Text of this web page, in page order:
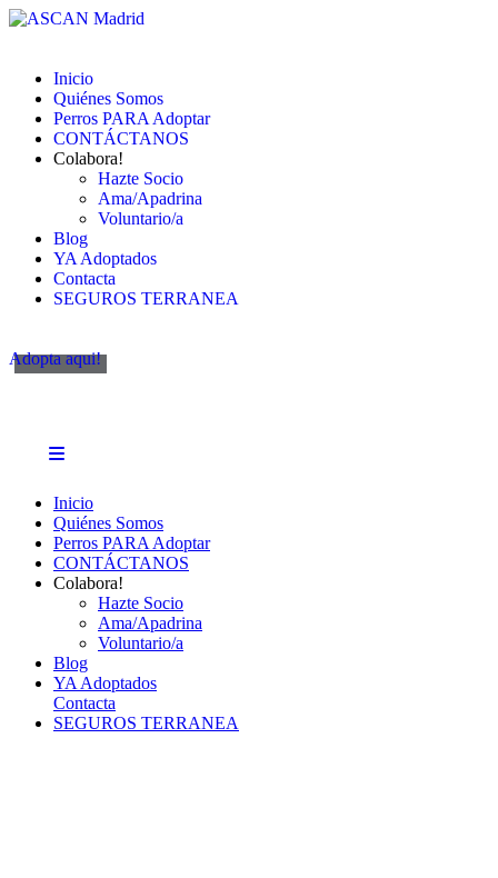
Inicio
Quiénes Somos
Perros PARA Adoptar
CONTÁCTANOS
Colabora!
Hazte Socio
Ama/Apadrina
Voluntario/a
Blog
YA Adoptados
Contacta
SEGUROS TERRANEA
Adopta aqui!
Inicio
Quiénes Somos
Perros PARA Adoptar
CONTÁCTANOS
Colabora!
Hazte Socio
Ama/Apadrina
Voluntario/a
Blog
YA Adoptados
Contacta
SEGUROS TERRANEA